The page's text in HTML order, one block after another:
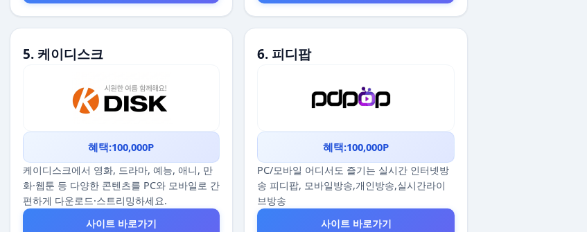
5. 케이디스크
혜택:100,000P
케이디스크에서 영화, 드라마, 예능, 애니, 만
화·웹툰 등 다양한 콘텐츠를 PC와 모바일로 간
편하게 다운로드·스트리밍하세요.
사이트 바로가기
6. 피디팝
혜택:100,000P
PC/모바일 어디서도 즐기는 실시간 인터넷방
송 피디팝, 모바일방송,개인방송,실시간라이
브방송
사이트 바로가기